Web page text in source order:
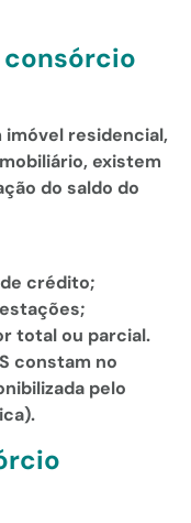
consórcio
residencial,
existem
do saldo do
crédito;
total ou parcial.
constam no
pelo